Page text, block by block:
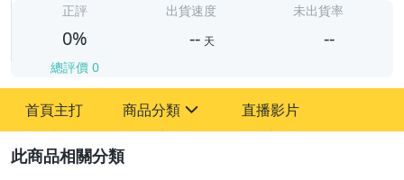
正評
0%
總評價 0
出貨速度
-- 天
未出貨率
--
首頁主打 商品分類 直播影片